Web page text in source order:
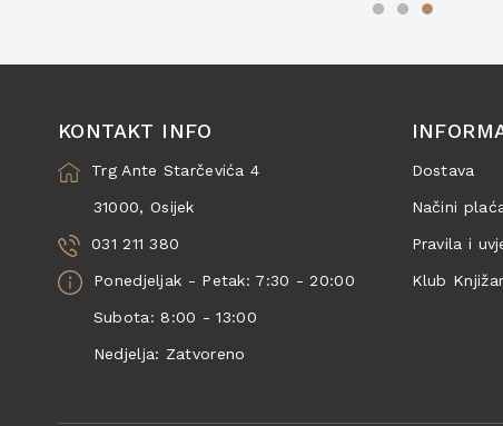
KONTAKT INFO
Trg Ante Starčevića 4
31000, Osijek
031 211 380
Ponedjeljak - Petak: 7:30 - 20:00
Subota: 8:00 - 13:00
Nedjelja: Zatvoreno
Dostava
Načini
Pravila i
Klub